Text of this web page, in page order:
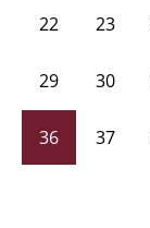
22 23
29 30
36 37